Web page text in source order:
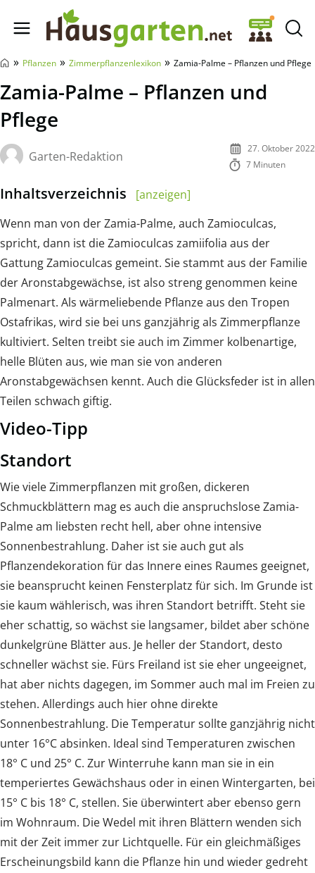
Hausgarten.net
» Pflanzen » Zimmerpflanzenlexikon » Zamia-Palme – Pflanzen und Pflege
Zamia-Palme – Pflanzen und
Pflege
Garten-Redaktion
27. Oktober 2022
7 Minuten
Inhaltsverzeichnis
[anzeigen]
Wenn man von der Zamia-Palme, auch Zamioculcas,
spricht, dann ist die Zamioculcas zamiifolia aus der
Gattung Zamioculcas gemeint. Sie stammt aus der Familie
der Aronstabgewächse, ist also streng genommen keine
Palmenart. Als wärmeliebende Pflanze aus den Tropen
Ostafrikas, wird sie bei uns ganzjährig als Zimmerpflanze
kultiviert. Selten treibt sie auch im Zimmer kolbenartige,
helle Blüten aus, wie man sie von anderen
Aronstabgewächsen kennt. Auch die Glücksfeder ist in allen
Teilen schwach giftig.
Video-Tipp
Standort
Wie viele Zimmerpflanzen mit großen, dickeren
Schmuckblättern mag es auch die anspruchslose Zamia-
Palme am liebsten recht hell, aber ohne intensive
Sonnenbestrahlung. Daher ist sie auch gut als
Pflanzendekoration für das Innere eines Raumes geeignet,
sie beansprucht keinen Fensterplatz für sich. Im Grunde ist
sie kaum wählerisch, was ihren Standort betrifft. Steht sie
eher schattig, so wächst sie langsamer, bildet aber schöne
dunkelgrüne Blätter aus. Je heller der Standort, desto
schneller wächst sie. Fürs Freiland ist sie eher ungeeignet,
hat aber nichts dagegen, im Sommer auch mal im Freien zu
stehen. Allerdings auch hier ohne direkte
Sonnenbestrahlung. Die Temperatur sollte ganzjährig nicht
unter 16°C absinken. Ideal sind Temperaturen zwischen
18° C und 25° C. Zur Winterruhe kann man sie in ein
temperiertes Gewächshaus oder in einen Wintergarten, bei
15° C bis 18° C, stellen. Sie überwintert aber ebenso gern
im Wohnraum. Die Wedel mit ihren Blättern wenden sich
mit der Zeit immer zur Lichtquelle. Für ein gleichmäßiges
Erscheinungsbild kann die Pflanze hin und wieder gedreht